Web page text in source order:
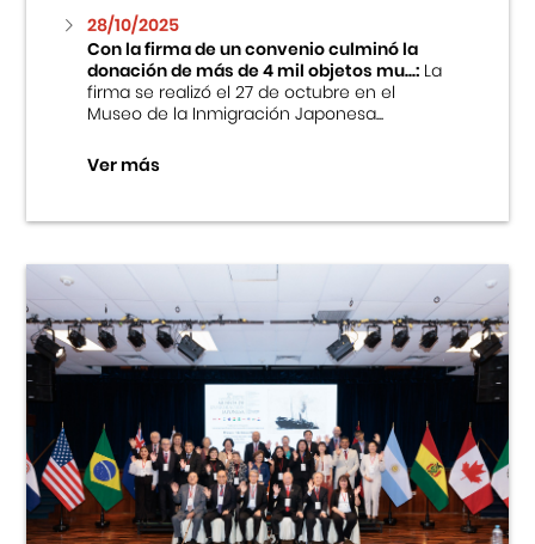
28/10/2025
Con la firma de un convenio culminó la
donación de más de 4 mil objetos mu...:La
firma se realizó el 27 de octubre en el
Museo de la Inmigración Japonesa...
Ver más